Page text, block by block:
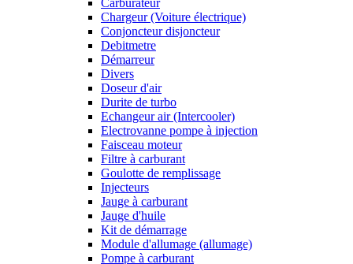
Carburateur
Chargeur (Voiture électrique)
Conjoncteur disjoncteur
Debitmetre
Démarreur
Divers
Doseur d'air
Durite de turbo
Echangeur air (Intercooler)
Electrovanne pompe à injection
Faisceau moteur
Filtre à carburant
Goulotte de remplissage
Injecteurs
Jauge à carburant
Jauge d'huile
Kit de démarrage
Module d'allumage (allumage)
Pompe à carburant